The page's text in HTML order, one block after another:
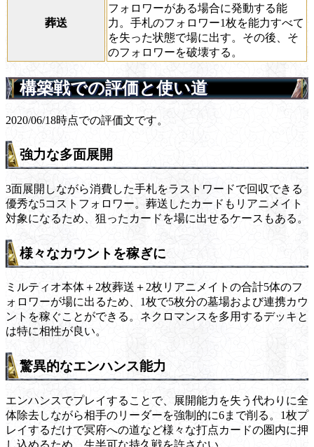
葬送
フォロワーがある場合に発動する能
力。手札のフォロワー1枚を能力すべて
を失った状態で場に出す。その後、そ
のフォロワーを破壊する。
構築戦での評価と使い道
2020/06/18時点での評価文です。
強力な多面展開
3面展開しながら消費した手札をラストワードで回収できる
優秀な5コストフォロワー。葬送したカードもリアニメイト
対象になるため、狙ったカードを場に出せるケースもある。
様々なカウントを稼ぎに
ミルティオ本体＋2枚葬送＋2枚リアニメイトの合計5体のフ
ォロワーが場に出るため、1枚で5枚分の墓場および連携カウ
ントを稼ぐことができる。ネクロマンスを多用するデッキと
は特に相性が良い。
驚異的なエンハンス能力
エンハンスでプレイすることで、展開能力を失う代わりに全
体除去しながら相手のリーダーを強制的に6まで削る。1枚プ
レイするだけで冥府への道など様々な打点カードの圏内に押
し込めるため、生半可な持久戦を許さない。